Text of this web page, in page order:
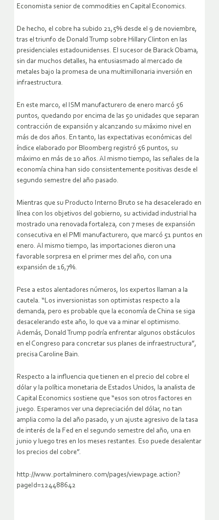
Economista senior de commodities en Capital Economics.
De hecho, el cobre ha subido 21,5% desde el 9 de noviembre,
tras el triunfo de Donald Trump sobre Hillary Clinton en las
presidenciales estadounidenses. El sucesor de Barack Obama,
sin dar muchos detalles, ha entusiasmado al mercado de
metales bajo la promesa de una multimillonaria inversión en
infraestructura.
En este marco, el ISM manufacturero de enero marcó 56
puntos, quedando por encima de las 50 unidades que separan
contracción de expansión y alcanzando su máximo nivel en
más de dos años. En tanto, las expectativas económicas del
índice elaborado por Bloomberg registró 56 puntos, su
máximo en más de 10 años. Al mismo tiempo, las señales de la
economía china han sido consistentemente positivas desde el
segundo semestre del año pasado.
Mientras que su Producto Interno Bruto se ha desacelerado en
línea con los objetivos del gobierno, su actividad industrial ha
mostrado una renovada fortaleza, con 7 meses de expansión
consecutiva en el PMI manufacturero, que marcó 51 puntos en
enero. Al mismo tiempo, las importaciones dieron una
favorable sorpresa en el primer mes del año, con una
expansión de 16,7%.
Pese a estos alentadores números, los expertos llaman a la
cautela. “Los inversionistas son optimistas respecto a la
demanda, pero es probable que la economía de China se siga
desacelerando este año, lo que va a minar el optimismo.
Además, Donald Trump podría enfrentar algunos obstáculos
en el Congreso para concretar sus planes de infraestructura”,
precisa Caroline Bain.
Respecto a la influencia que tienen en el precio del cobre el
dólar y la política monetaria de Estados Unidos, la analista de
Capital Economics sostiene que “esos son otros factores en
juego. Esperamos ver una depreciación del dólar, no tan
amplia como la del año pasado, y un ajuste agresivo de la tasa
de interés de la Fed en el segundo semestre del año, una en
junio y luego tres en los meses restantes. Eso puede desalentar
los precios del cobre”.
http://www.portalminero.com/pages/viewpage.action?
pageId=124488642